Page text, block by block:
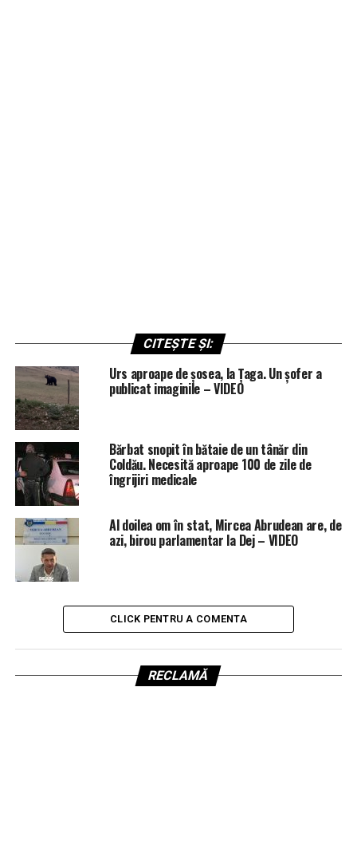
CITEȘTE ȘI:
Urs aproape de șosea, la Țaga. Un șofer a
publicat imaginile – VIDEO
Bărbat snopit în bătaie de un tânăr din
Coldău. Necesită aproape 100 de zile de
îngrijiri medicale
Al doilea om în stat, Mircea Abrudean are, de
azi, birou parlamentar la Dej – VIDEO
CLICK PENTRU A COMENTA
RECLAMĂ